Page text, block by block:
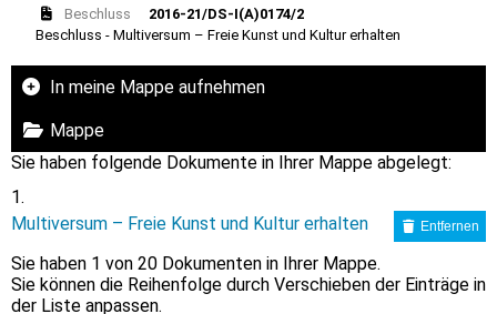
Beschluss
2016-21/DS-I(A)0174/2
Beschluss - Multiversum – Freie Kunst und Kultur erhalten
In meine Mappe aufnehmen
Mappe
Sie haben folgende Dokumente in Ihrer Mappe abgelegt:
Multiversum – Freie Kunst und Kultur erhalten Entfernen
Sie haben 1 von 20 Dokumenten in Ihrer Mappe.
Sie können die Reihenfolge durch Verschieben der Einträge in
der Liste anpassen.